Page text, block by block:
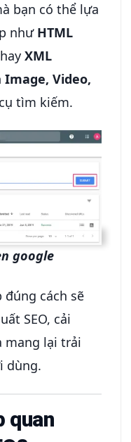
bạn có thể lựa
như HTML
XML
Image, Video,
tìm kiếm.
google
cách sẽ
SEO, cải
mang lại trải
dùng.
quan